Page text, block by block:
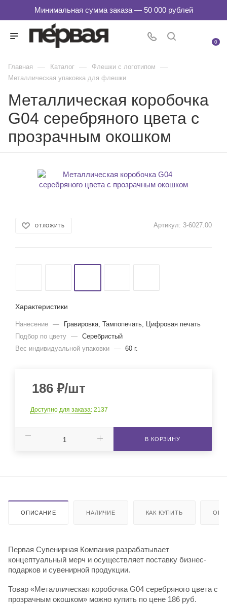
0
Главная — Каталог — Флешки с логотипом —
Металлическая упаковка для флешки
Металлическая коробочка
G04 серебряного цвета с
прозрачным окошком
ОТЛОЖИТЬ Артикул: 3-6027.00
Характеристики
Нанесение —
Гравировка, Тампопечать, Цифровая печать
Подбор по цвету — Серебристый
Вес индивидуальной упаковки — 60 г.
186 ₽/шт
Доступно для заказа: 2137
В КОРЗИНУ
ОПИСАНИЕ НАЛИЧИЕ КАК КУПИТЬ
Первая Сувенирная Компания разрабатывает
концептуальный мерч и осуществляет поставку бизнес-
подарков и сувенирной продукции.
Товар «Металлическая коробочка G04 серебряного цвета с
прозрачным окошком» можно купить по цене 186 руб.